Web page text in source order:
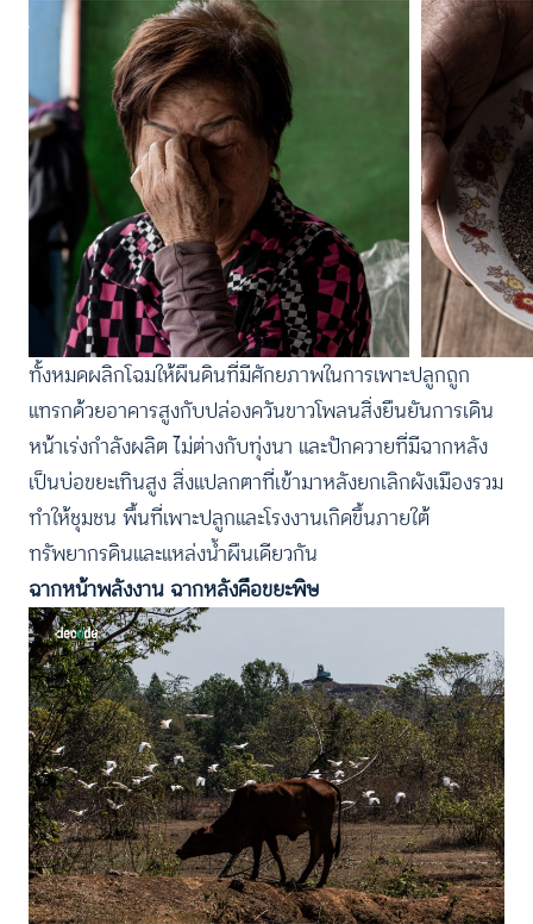
ทั้งหมดผลิกโฉมให้ผืนดินที่มีศักยภาพในการเพาะปลูกถูก
แทรกด้วยอาคารสูงกับปล่องควันขาวโพลนสิ่งยืนยันการเดิน
หน้าเร่งกำลังผลิต ไม่ต่างกับทุ่งนา และปักควายที่มีฉากหลัง
เป็นบ่อขยะเทินสูง สิ่งแปลกตาที่เข้ามาหลังยกเลิกผังเมืองรวม
ทำให้ชุมชน พื้นที่เพาะปลูกและโรงงานเกิดขึ้นภายใต้
ทรัพยากรดินและแหล่งน้ำผืนเดียวกัน
ฉากหน้าพลังงาน ฉากหลังคือขยะพิษ